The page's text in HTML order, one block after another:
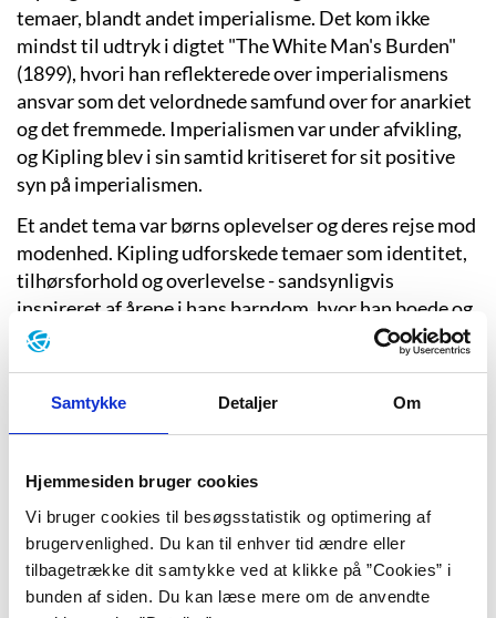
Samtykke Detaljer Om
Hjemmesiden bruger cookies
Vi bruger cookies til besøgsstatistik og optimering af
brugervenlighed. Du kan til enhver tid ændre eller
tilbagetrække dit samtykke ved at klikke på ”Cookies” i
bunden af siden. Du kan læse mere om de anvendte
temaer, blandt andet imperialisme. Det kom ikke
mindst til udtryk i digtet "The White Man's Burden"
(1899), hvori han reflekterede over imperialismens
ansvar som det velordnede samfund over for anarkiet
og det fremmede. Imperialismen var under afvikling,
og Kipling blev i sin samtid kritiseret for sit positive
syn på imperialismen.
Et andet tema var børns oplevelser og deres rejse mod
modenhed. Kipling udforskede temaer som identitet,
tilhørsforhold og overlevelse - sandsynligvis
inspireret af årene i hans barndom, hvor han boede og
gik i skole i England, mens hans forældre blev i Indien.
Kipling fik Nobelprisen i litteratur i 1907 for sit
forfatterskab, i særdeleshed for den originale fantasi
og den bemærkelsesværdige fortællerevne. Han var
tekst til "The road to Mandalay", som senere er
oversat til dansk af Kai Friis Møller og har fået melodi
af Erling Winkel.